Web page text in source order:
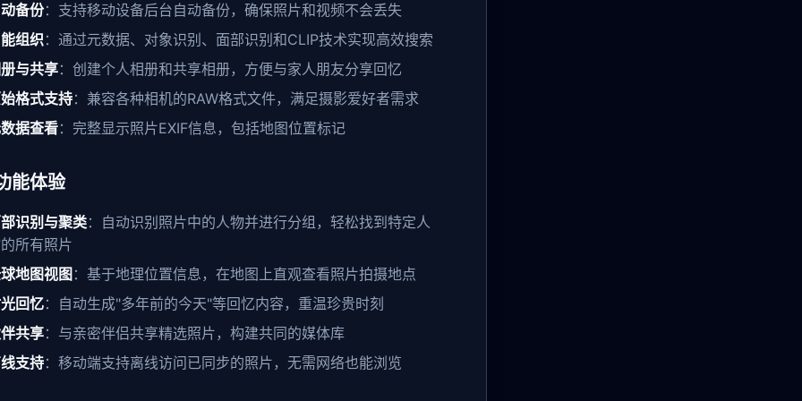
备份：支持移动设备后台自动备份，确保照片和视频不会丢失
组织：通过元数据、对象识别、面部识别和CLIP技术实现高效搜索
与共享：创建个人相册和共享相册，方便与家人朋友分享回忆
格式支持：兼容各种相机的RAW格式文件，满足摄影爱好者需求
据查看：完整显示照片EXIF信息，包括地图位置标记
能体验
识别与聚类：自动识别照片中的人物并进行分组，轻松找到特定人
所有照片
地图视图 ：基于地理位置信息，在地图上直观查看照片拍摄地点
回忆：自动生成"多年前的今天"等回忆内容，重温珍贵时刻
共享：与亲密伴侣共享精选照片，构建共同的媒体库
支持：移动端支持离线访问已同步的照片，无需网络也能浏览